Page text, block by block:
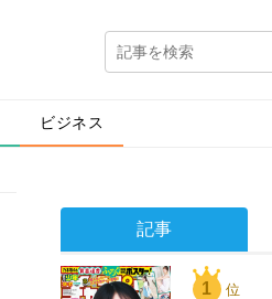
ビジネス
記事
1 位